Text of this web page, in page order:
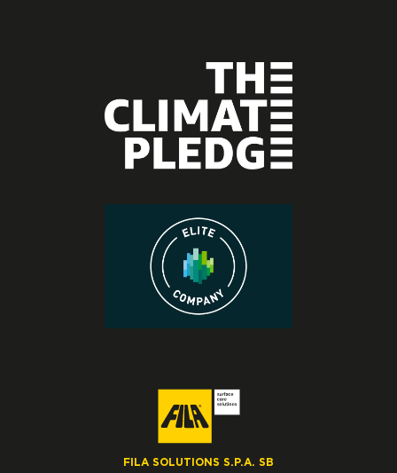
FILA SOLUTIONS S.P.A. SB